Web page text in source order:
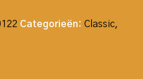
Categorieën: Classic,